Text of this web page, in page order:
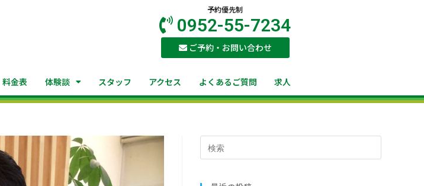
予約優先制
0952-55-7234
ご予約・お問い合わせ
料金表 体験談 スタッフ アクセス よくあるご質問 求人